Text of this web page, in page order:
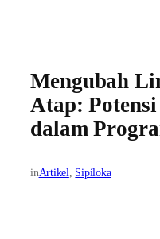
Mengubah
Atap:
dalam
inArtikel, Sipiloka